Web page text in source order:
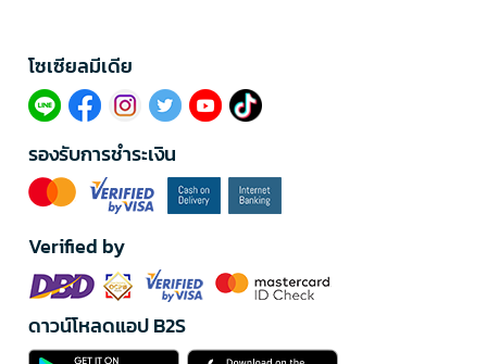
โซเซียลมีเดีย​
รองรับการชำระเงิน
Verified by
ดาวน์โหลดแอป B2S